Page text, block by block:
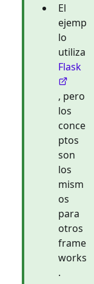
El
ejemp
lo
utiliza
Flask
, pero
los
conce
ptos
son
los
mism
os
para
otros
frame
works
.